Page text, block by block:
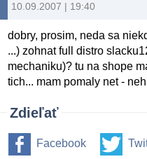
10.09.2007 | 19:40
dobry, prosim, neda sa
...) zohnat full distro
mechaniku)? tu na shope
tich... mam pomaly net -
Zdieľať
Facebook